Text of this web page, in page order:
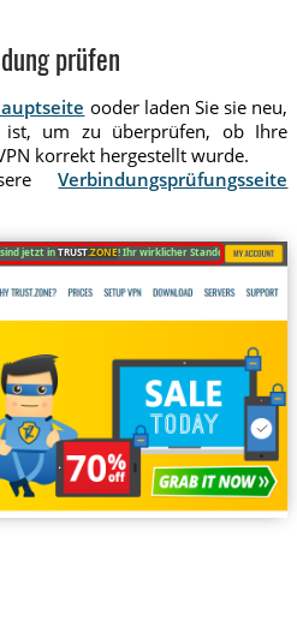
prüfen
ooder laden Sie sie neu,
ist, um zu überprüfen, ob Ihre
korrekt hergestellt wurde.
Verbindungsprüfungsseite
sind jetzt inTRUST.ZONE! Ihr wirklicher Standort ist